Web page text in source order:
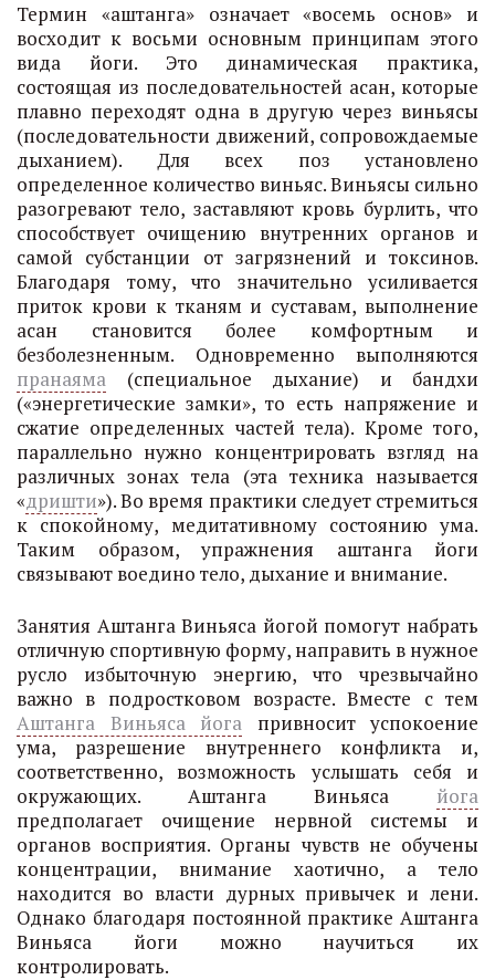
Термин «аштанга» означает «восемь основ» и
восходит к восьми основным принципам этого
вида йоги. Это динамическая практика,
состоящая из последовательностей асан, которые
плавно переходят одна в другую через виньясы
(последовательности движений, сопровождаемые
дыханием). Для всех поз установлено
определенное количество виньяс. Виньясы сильно
разогревают тело, заставляют кровь бурлить, что
способствует очищению внутренних органов и
самой субстанции от загрязнений и токсинов.
Благодаря тому, что значительно усиливается
приток крови к тканям и суставам, выполнение
асан становится более комфортным и
безболезненным. Одновременно выполняются
пранаяма (специальное дыхание) и бандхи
(«энергетические замки», то есть напряжение и
сжатие определенных частей тела). Кроме того,
параллельно нужно концентрировать взгляд на
различных зонах тела (эта техника называется
«дришти»). Во время практики следует стремиться
к спокойному, медитативному состоянию ума.
Таким образом, упражнения аштанга йоги
связывают воедино тело, дыхание и внимание.
Занятия Аштанга Виньяса йогой помогут набрать
отличную спортивную форму, направить в нужное
русло избыточную энергию, что чрезвычайно
важно в подростковом возрасте. Вместе с тем
Аштанга Виньяса йога привносит успокоение
ума, разрешение внутреннего конфликта и,
соответственно, возможность услышать себя и
окружающих. Аштанга Виньяса йога
предполагает очищение нервной системы и
органов восприятия. Органы чувств не обучены
концентрации, внимание хаотично, а тело
находится во власти дурных привычек и лени.
Однако благодаря постоянной практике Аштанга
Виньяса йоги можно научиться их
контролировать.